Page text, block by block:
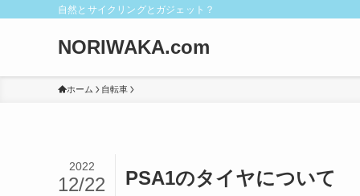
自然とサイクリングとガジェット？
NORIWAKA.com
ホーム 自転車
PSA1のタイヤについて
2022
12/22